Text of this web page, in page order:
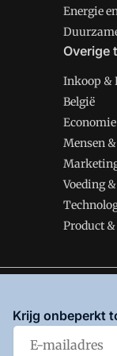
Energie
Overige
Inkoop &
België
Mensen
Voeding
Product
en
Krijg onbeperkt